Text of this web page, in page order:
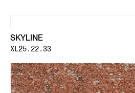
SKYLINE
XL25.22.33